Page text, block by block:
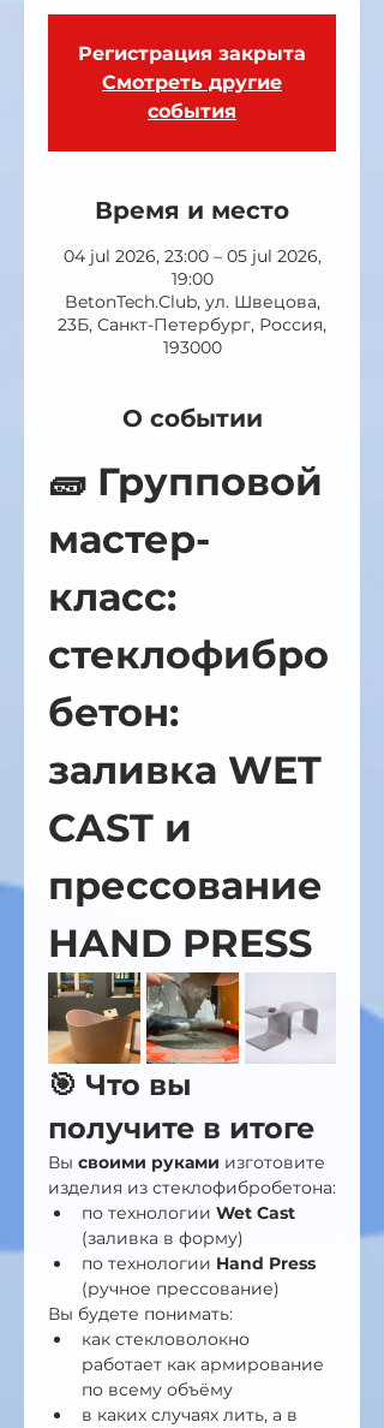
Регистрация закрыта
Смотреть другие
события
Время и место
04 jul 2026, 23:00 – 05 jul 2026,
19:00
BetonTech.Club, ул. Швецова,
23Б, Санкт-Петербург, Россия,
193000
О событии
🧱 Групповой
мастер-
класс:
стеклофибро
бетон:
заливка WET
CAST и
прессование
HAND PRESS
🎯 Что вы
получите в итоге
Вы своими руками изготовите
изделия из стеклофибробетона:
по технологии Wet Cast
(заливка в форму)
по технологии Hand Press
(ручное прессование)
Вы будете понимать:
как стекловолокно
работает как армирование
по всему объёму
в каких случаях лить, а в